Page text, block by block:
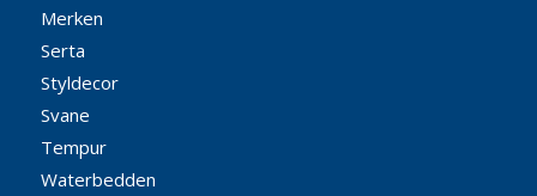
Merken
Serta
Styldecor
Svane
Tempur
Waterbedden